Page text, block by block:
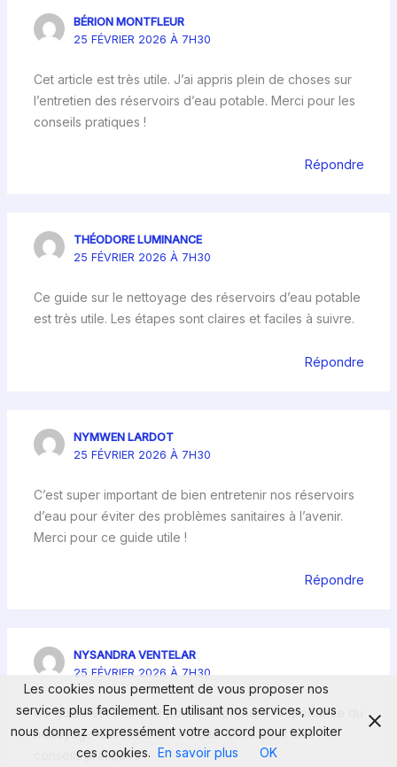
BÉRION MONTFLEUR
25 FÉVRIER 2026 À 7H30
Cet article est très utile. J’ai appris plein de choses sur
l’entretien des réservoirs d’eau potable. Merci pour les
conseils pratiques !
Répondre
THÉODORE LUMINANCE
25 FÉVRIER 2026 À 7H30
Ce guide sur le nettoyage des réservoirs d’eau potable
est très utile. Les étapes sont claires et faciles à suivre.
Répondre
NYMWEN LARDOT
25 FÉVRIER 2026 À 7H30
C’est super important de bien entretenir nos réservoirs
d’eau pour éviter des problèmes sanitaires à l’avenir.
Merci pour ce guide utile !
Répondre
NYSANDRA VENTELAR
25 FÉVRIER 2026 À 7H30
Ce guide est très utile pour comprendre l’importance du
nettoyage des réservoirs d’eau. Merci pour ces
conseils pratiques !
Les cookies nous permettent de vous proposer nos
services plus facilement. En utilisant nos services, vous
nous donnez expressément votre accord pour exploiter
ces cookies. En savoir plus OK